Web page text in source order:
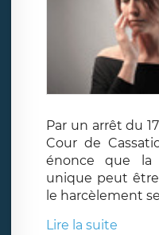
Par un arrêt du
Cour de
énonce que la
unique peut
le harcèlement
Lire la suite